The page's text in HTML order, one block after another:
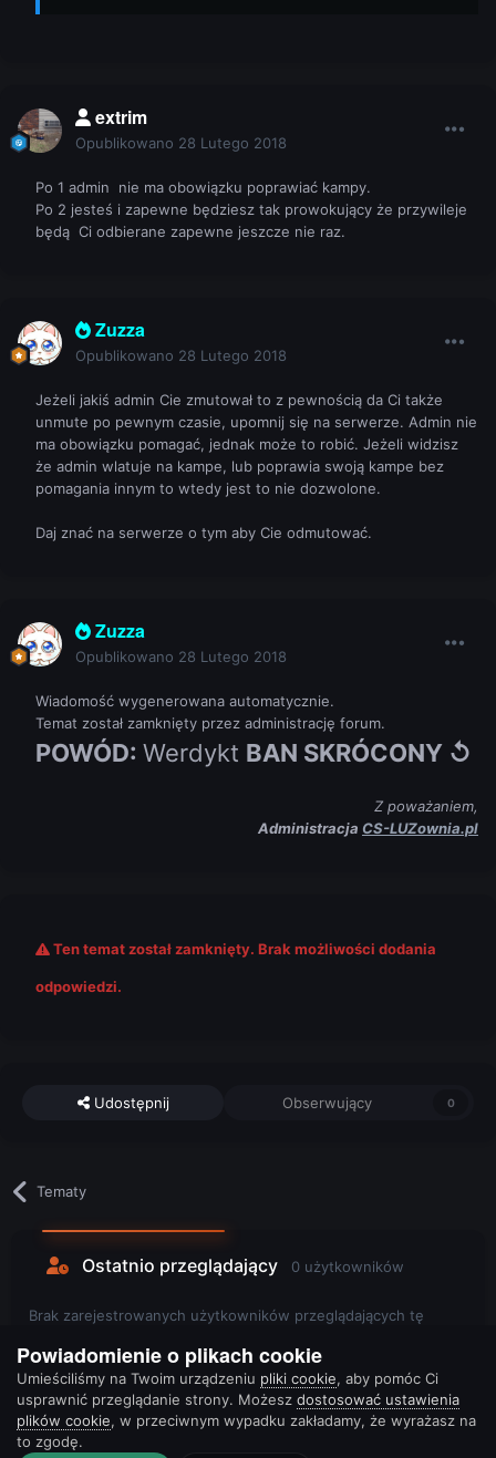
extrim
Opublikowano 28 Lutego 2018
Po 1 admin nie ma obowiązku poprawiać kampy.
Po 2 jesteś i zapewne będziesz tak prowokujący że przywileje
będą Ci odbierane zapewne jeszcze nie raz.
Zuzza
Opublikowano 28 Lutego 2018
Jeżeli jakiś admin Cie zmutował to z pewnością da Ci także
unmute po pewnym czasie, upomnij się na serwerze. Admin nie
ma obowiązku pomagać, jednak może to robić. Jeżeli widzisz
że admin wlatuje na kampe, lub poprawia swoją kampe bez
pomagania innym to wtedy jest to nie dozwolone.
Daj znać na serwerze o tym aby Cie odmutować.
Zuzza
Opublikowano 28 Lutego 2018
Wiadomość wygenerowana automatycznie.
Temat został zamknięty przez administrację forum.
POWÓD: Werdykt BAN SKRÓCONY ↺
Z poważaniem,
Administracja CS-LUZownia.pl
Ten temat został zamknięty. Brak możliwości dodania
odpowiedzi.
Udostępnij Obserwujący 0
Tematy
Ostatnio przeglądający 0 użytkowników
Brak zarejestrowanych użytkowników przeglądających tę
Powiadomienie o plikach cookie
Umieściliśmy na Twoim urządzeniu pliki cookie, aby pomóc Ci
usprawnić przeglądanie strony. Możesz dostosować ustawienia
plików cookie, w przeciwnym wypadku zakładamy, że wyrażasz na
to zgodę.